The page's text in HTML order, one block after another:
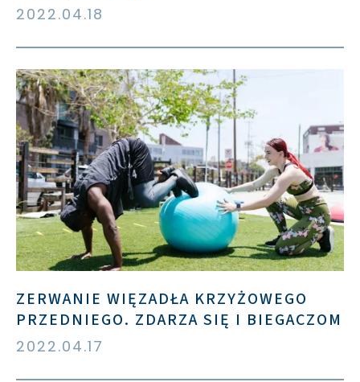
2022.04.18
ZERWANIE WIĘZADŁA KRZYŻOWEGO
PRZEDNIEGO. ZDARZA SIĘ I BIEGACZOM
2022.04.17